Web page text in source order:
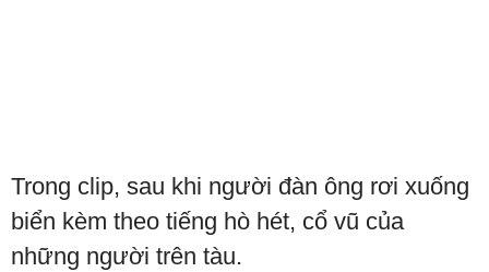
Trong clip, sau khi người đàn ông rơi xuống
biển kèm theo tiếng hò hét, cổ vũ của
những người trên tàu.